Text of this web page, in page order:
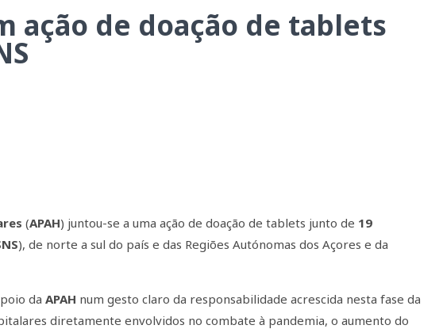
ação de doação de tablets
(APAH) juntou-se a uma ação de doação de tablets junto de 19
), de norte a sul do país e das Regiões Autónomas dos Açores e da
daAPAH num gesto claro da responsabilidade acrescida nesta fase da
diretamente envolvidos no combate à pandemia, o aumento do